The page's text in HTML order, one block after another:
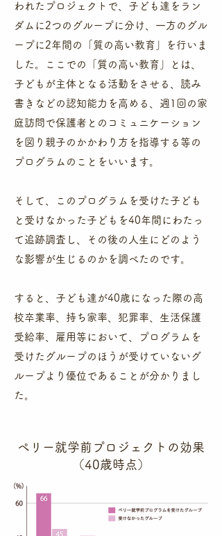
われたプロジェクトで、子ども達をラン
ダムに2つのグループに分け、一方のグル
ープに2年間の「質の高い教育」を行いま
した。ここでの「質の高い教育」とは、
子どもが主体となる活動をさせる、読み
書きなどの認知能力を高める、週1回の家
庭訪問で保護者とのコミュニケーション
を図り親子のかかわり方を指導する等の
プログラムのことをいいます。
そして、このプログラムを受けた子ども
と受けなかった子どもを40年間にわたっ
て追跡調査し、その後の人生にどのよう
な影響が生じるのかを調べたのです。
​すると、子ども達が40歳になった際の高
校卒業率、持ち家率、犯罪率、生活保護
受給率、雇用等において、プログラムを
受けたグループのほうが受けていないグ
ループより優位であることが分かりまし
た。
​ペリー就学前プロジェクトの効果
（40歳時点）